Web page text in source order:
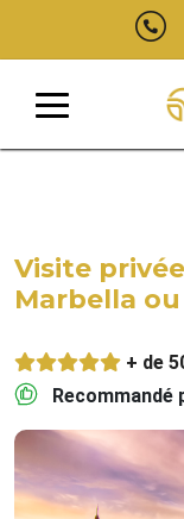
Visite
Marbella
+ de
Recommandé